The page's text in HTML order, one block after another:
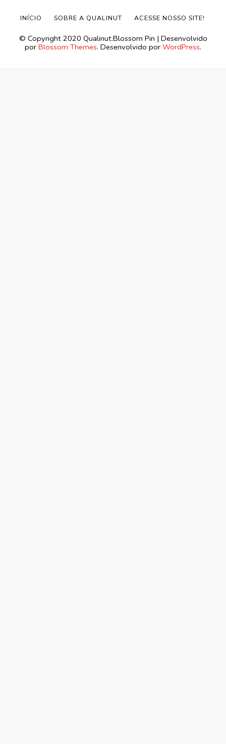
©️ Copyright 2020 Qualinut.Blossom Pin | Desenvolvido
por Blossom Themes. Desenvolvido por WordPress.
INÍCIO SOBRE A QUALINUT ACESSE NOSSO SITE!